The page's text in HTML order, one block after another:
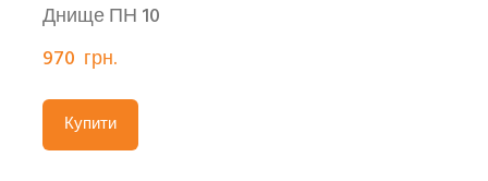
Днище ПН 10
970  грн.
Купити